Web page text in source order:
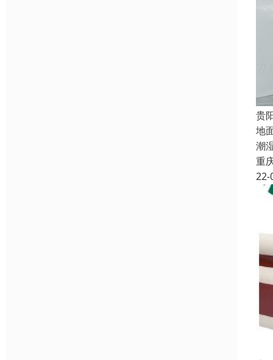
贵
地
潮
重
22-